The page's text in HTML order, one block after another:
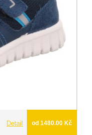
Detail od 1480.00 Kč